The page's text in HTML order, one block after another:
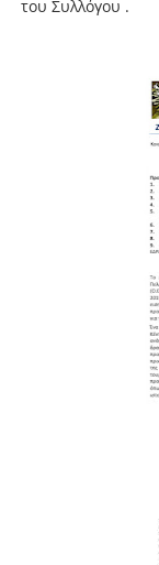
του Συλλόγου .